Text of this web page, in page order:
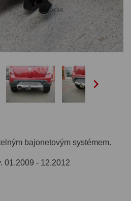

bajonetovým systémem.
01.2009 - 12.2012